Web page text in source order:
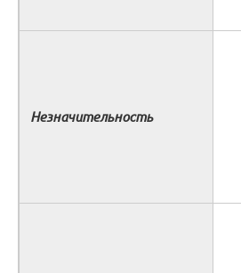
Незначительность